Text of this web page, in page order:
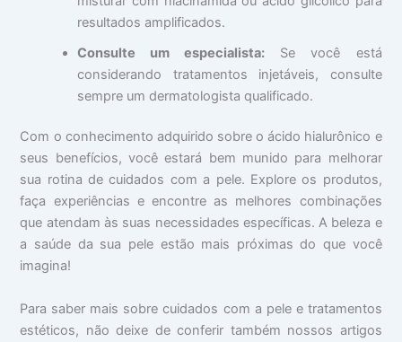
resultados amplificados.
Consulte um especialista: Se você está
considerando tratamentos injetáveis, consulte
sempre um dermatologista qualificado.
Com o conhecimento adquirido sobre o ácido hialurônico e
seus benefícios, você estará bem munido para melhorar
sua rotina de cuidados com a pele. Explore os produtos,
faça experiências e encontre as melhores combinações
que atendam às suas necessidades específicas. A beleza e
a saúde da sua pele estão mais próximas do que você
imagina!
Para saber mais sobre cuidados com a pele e tratamentos
estéticos, não deixe de conferir também nossos artigos